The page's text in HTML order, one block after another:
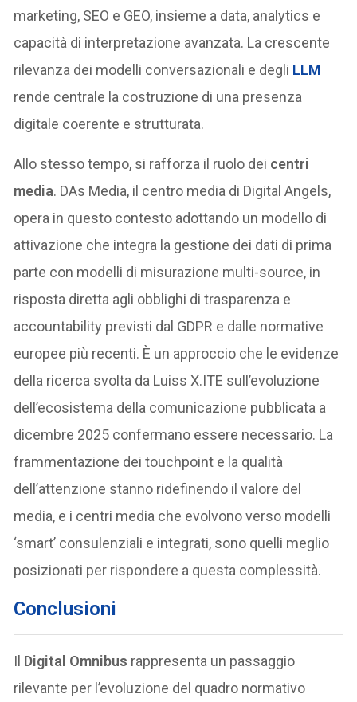
marketing, SEO e GEO, insieme a data, analytics e
capacità di interpretazione avanzata. La crescente
rilevanza dei modelli conversazionali e degli LLM
rende centrale la costruzione di una presenza
digitale coerente e strutturata.
Allo stesso tempo, si rafforza il ruolo dei centri
media. DAs Media, il centro media di Digital Angels,
opera in questo contesto adottando un modello di
attivazione che integra la gestione dei dati di prima
parte con modelli di misurazione multi-source, in
risposta diretta agli obblighi di trasparenza e
accountability previsti dal GDPR e dalle normative
europee più recenti. È un approccio che le evidenze
della ricerca svolta da Luiss X.ITE sull’evoluzione
dell’ecosistema della comunicazione pubblicata a
dicembre 2025 confermano essere necessario. La
frammentazione dei touchpoint e la qualità
dell’attenzione stanno ridefinendo il valore del
media, e i centri media che evolvono verso modelli
‘smart’ consulenziali e integrati, sono quelli meglio
posizionati per rispondere a questa complessità.
Conclusioni
Il Digital Omnibus rappresenta un passaggio
rilevante per l’evoluzione del quadro normativo